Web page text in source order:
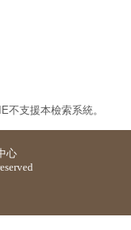
支援本檢索系統。
心